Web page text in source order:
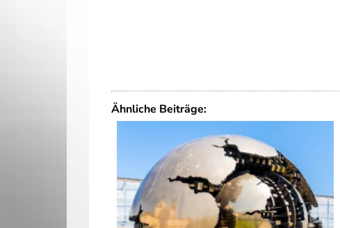
Ähnliche Beiträge: